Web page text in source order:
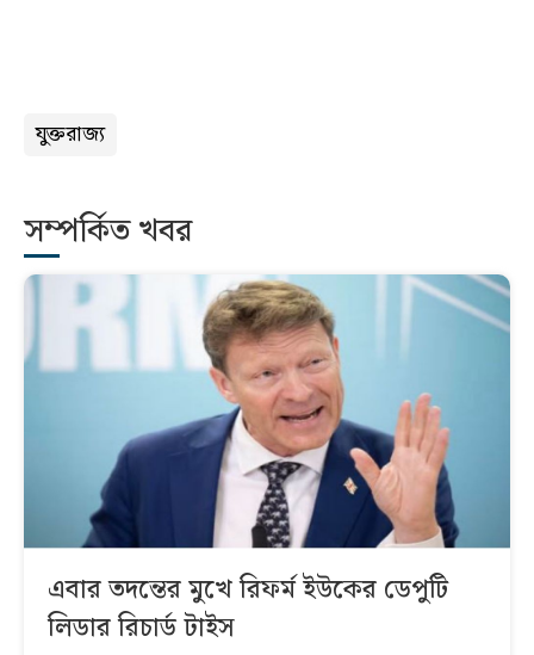
যুক্তরাজ্য
সম্পর্কিত খবর
এবার তদন্তের মুখে রিফর্ম ইউকের ডেপুটি
লিডার রিচার্ড টাইস